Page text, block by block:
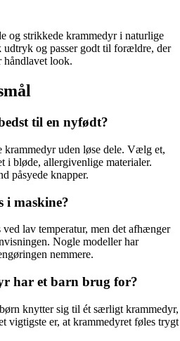
og strikkede krammedyr i naturlige
udtryk og passer godt til forældre, der
håndlavet look.
til en nyfødt?
krammedyr uden løse dele. Vælg et,
i bløde, allergivenlige materialer.
påsyede knapper.
i maskine?
lav temperatur, men det afhænger
Nogle modeller har
nemmere.
har et barn brug for?
knytter sig til ét særligt krammedyr,
vigtigste er, at krammedyret føles trygt